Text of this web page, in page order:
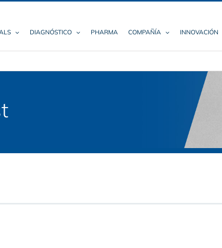
DIAGNÓSTICO PHARMA COMPAÑÍA INNOVACIÓN